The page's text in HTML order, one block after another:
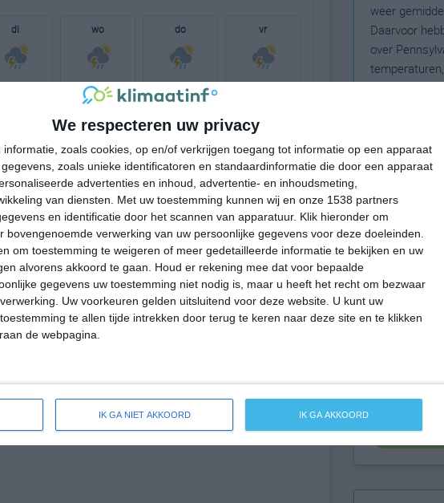
We respecteren uw privacy
informatie, zoals cookies, op en/of verkrijgen toegang tot informatie op een apparaat
zoals unieke identificatoren en standaardinformatie die door een apparaat
advertenties en inhoud, advertentie- en inhoudsmeting,
van diensten.
Met uw toestemming kunnen wij en onze 1538 partners
en identificatie door het scannen van apparatuur. Klik hieronder om
bovengenoemde verwerking van uw persoonlijke gegevens voor deze doeleinden.
om toestemming te weigeren of meer gedetailleerde informatie te bekijken en uw
alvorens akkoord te gaan.
Houd er rekening mee dat voor bepaalde
gegevens uw toestemming niet nodig is, maar u heeft het recht om bezwaar
Uw voorkeuren gelden uitsluitend voor deze website. U kunt uw
te allen tijde intrekken door terug te keren naar deze site en te klikken
de webpagina.
IK GA NIET AKKOORD IK GA AKKOORD
di wo
29° 20°
do
18°
vr
29°C 27°C 24°C 22°C
17:00 20:00 23:00 02:00
17:00 20:00 23:00 02:00
WZW 3 ZW 2 ZZW 1 ZW 1
17:00
voor Leesport
weer
Daarvoor
over
sneeuw en
zonneschijn
Beste reistijd
Het weer is
reizen. Wil
maanden
reizen? Op
over de
duizenden
beste